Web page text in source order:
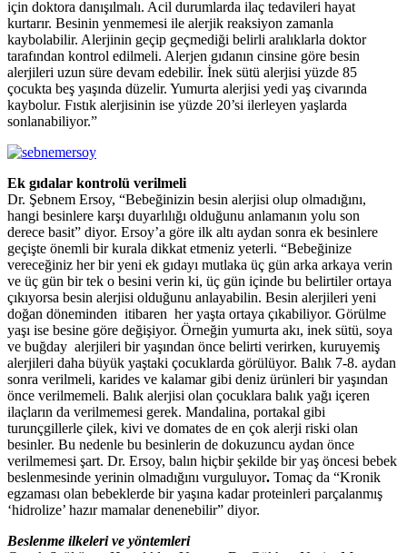
için doktora danışılmalı. Acil durumlarda ilaç tedavileri hayat
kurtarır. Besinin yenmemesi ile alerjik reaksiyon zamanla
kaybolabilir. Alerjinin geçip geçmediği belirli aralıklarla doktor
tarafından kontrol edilmeli. Alerjen gıdanın cinsine göre besin
alerjileri uzun süre devam edebilir. İnek sütü alerjisi yüzde 85
çocukta beş yaşında düzelir. Yumurta alerjisi yedi yaş civarında
kaybolur. Fıstık alerjisinin ise yüzde 20’si ilerleyen yaşlarda
sonlanabiliyor.”
Ek gıdalar kontrolü verilmeli
Dr. Şebnem Ersoy, “Bebeğinizin besin alerjisi olup olmadığını,
hangi besinlere karşı duyarlılığı olduğunu anlamanın yolu son
derece basit” diyor. Ersoy’a göre ilk altı aydan sonra ek besinlere
geçişte önemli bir kurala dikkat etmeniz yeterli. “Bebeğinize
vereceğiniz her bir yeni ek gıdayı mutlaka üç gün arka arkaya verin
ve üç gün bir tek o besini verin ki, üç gün içinde bu belirtiler ortaya
çıkıyorsa besin alerjisi olduğunu anlayabilin. Besin alerjileri yeni
doğan döneminden itibaren her yaşta ortaya çıkabiliyor. Görülme
yaşı ise besine göre değişiyor. Örneğin yumurta akı, inek sütü, soya
ve buğday alerjileri bir yaşından önce belirti verirken, kuruyemiş
alerjileri daha büyük yaştaki çocuklarda görülüyor. Balık 7-8. aydan
sonra verilmeli, karides ve kalamar gibi deniz ürünleri bir yaşından
önce verilmemeli. Balık alerjisi olan çocuklara balık yağı içeren
ilaçların da verilmemesi gerek. Mandalina, portakal gibi
turunçgillerle çilek, kivi ve domates de en çok alerji riski olan
besinler. Bu nedenle bu besinlerin de dokuzuncu aydan önce
verilmemesi şart. Dr. Ersoy, balın hiçbir şekilde bir yaş öncesi bebek
beslenmesinde yerinin olmadığını vurguluyor. Tomaç da “Kronik
egzaması olan bebeklerde bir yaşına kadar proteinleri parçalanmış
‘hidrolize’ hazır mamalar denenebilir” diyor.
Beslenme ilkeleri ve yöntemleri